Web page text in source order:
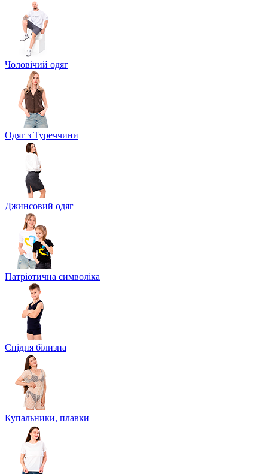
Чоловічий одяг
Одяг з Туреччини
Джинсовий одяг
Патріотична символіка
Спідня білизна
Купальники, плавки